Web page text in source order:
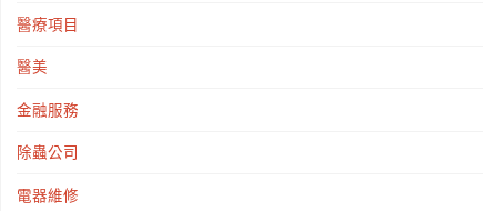
醫療項目
醫美
金融服務
除蟲公司
電器維修